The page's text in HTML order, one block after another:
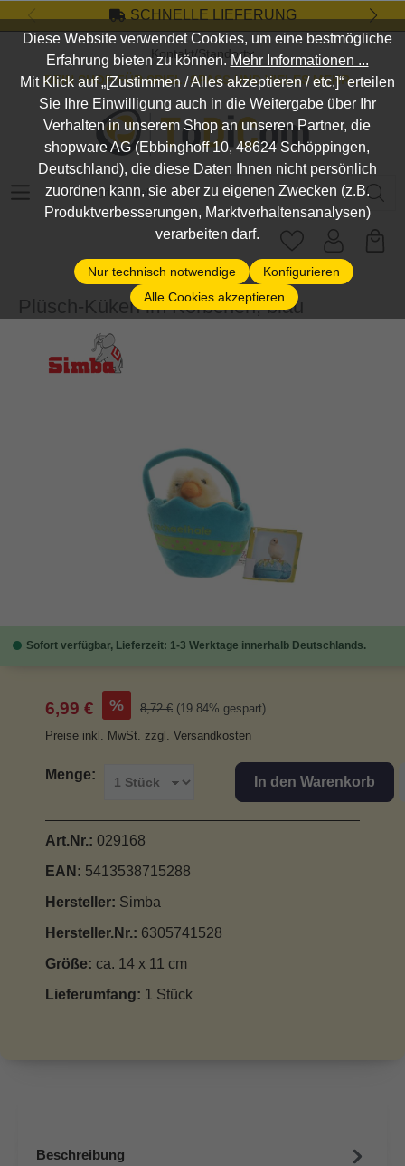
Zum Hauptinhalt springenSCHNELLE LIEFERUNG
Kontakt/Standort
DEIN SHOP FÜR SPIEL, SPASS UND VIELES MEHR...
Suchbegriff eingeben ...
Plüsch-Küken im Körbchen, blau
Sofort verfügbar, Lieferzeit: 1-3 Werktage innerhalb Deutschlands.
Verkaufspreis:
6,99 € % Regulärer Preis:
8,72 € (19.84% gespart)
Preise inkl. MwSt. zzgl. Versandkosten
Menge: In den Warenkorb
Art.Nr.: 029168
EAN: 5413538715288
Hersteller: Simba
Hersteller.Nr.: 6305741528
Größe: ca. 14 x 11 cm
Lieferumfang: 1 Stück
Beschreibung
Diese Website verwendet Cookies, um eine bestmögliche
Erfahrung bieten zu können.Mehr Informationen ...
Mit Klick auf „[Zustimmen / Alles akzeptieren / etc.]“ erteilen
Sie Ihre Einwilligung auch in die Weitergabe über Ihr
Verhalten in unserem Shop an unseren Partner, die
shopware AG (Ebbinghoff 10, 48624 Schöppingen,
Deutschland), die diese Daten Ihnen nicht persönlich
zuordnen kann, sie aber zu eigenen Zwecken (z.B.
Produktverbesserungen, Marktverhaltensanalysen)
verarbeiten darf.
Nur technisch notwendige
Konfigurieren
Alle Cookies akzeptieren